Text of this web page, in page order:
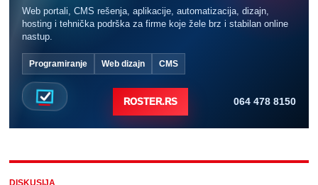
Web portali, CMS rešenja, aplikacije, automatizacija, dizajn,
hosting i tehnička podrška za firme koje žele brz i stabilan online
nastup.
Programiranje Web dizajn CMS
ROSTER.RS 064 478 8150